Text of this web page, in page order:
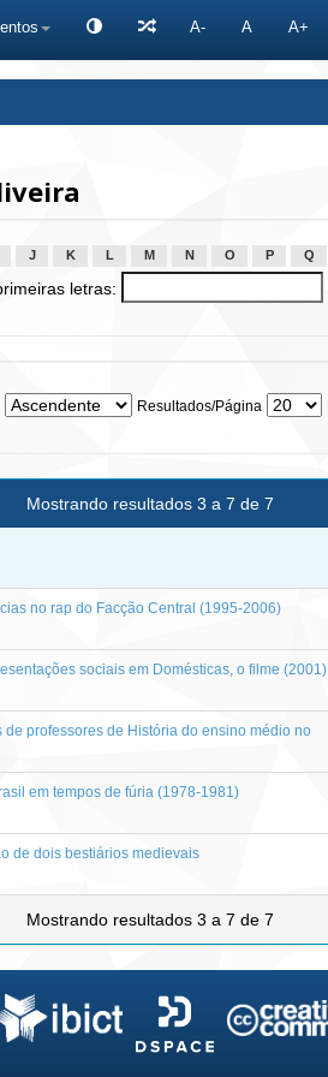
A- A A+
J K L M N O P Q
letras:
Resultados/Página
Mostrando resultados 3 a 7 de 7
no rap do Facção Central (1995-2006)
sociais em Domésticas, o filme (2001)
professores de História do ensino médio no
em tempos de fúria (1978-1981)
de dois bestiários medievais
Mostrando resultados 3 a 7 de 7